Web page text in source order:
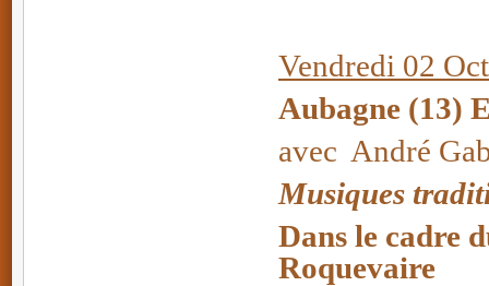
Vendredi 02
Aubagne (13)
avec André
Musiques
Dans le cadre
Roquevaire